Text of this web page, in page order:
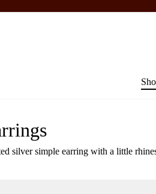
silver simple earring with a little